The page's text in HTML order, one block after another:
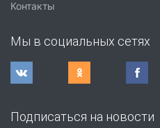
Контакты
Мы в социальных сетях
Подписаться на новости